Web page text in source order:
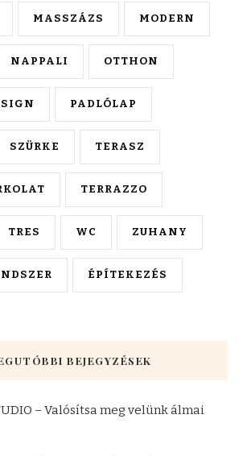
MASSZÁZS MODERN
NAPPALI OTTHON
PADLÓLAP
SZÜRKE TERASZ
TERRAZZO
TRES WC ZUHANY
ÉPÍTEKEZÉS
BEJEGYZÉSEK
– Valósítsa meg velünk álmai